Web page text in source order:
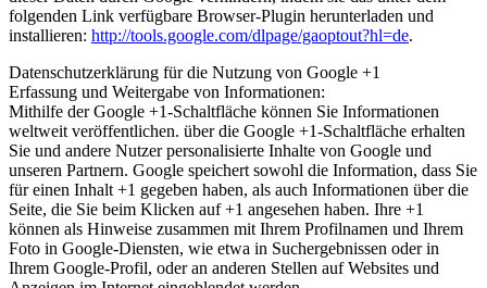
folgenden Link verfügbare Browser-Plugin herunterladen und
installieren: http://tools.google.com/dlpage/gaoptout?hl=de.
Datenschutzerklärung für die Nutzung von Google +1
Erfassung und Weitergabe von Informationen:
Mithilfe der Google +1-Schaltfläche können Sie Informationen
weltweit veröffentlichen. über die Google +1-Schaltfläche erhalten
Sie und andere Nutzer personalisierte Inhalte von Google und
unseren Partnern. Google speichert sowohl die Information, dass Sie
für einen Inhalt +1 gegeben haben, als auch Informationen über die
Seite, die Sie beim Klicken auf +1 angesehen haben. Ihre +1
können als Hinweise zusammen mit Ihrem Profilnamen und Ihrem
Foto in Google-Diensten, wie etwa in Suchergebnissen oder in
Ihrem Google-Profil, oder an anderen Stellen auf Websites und